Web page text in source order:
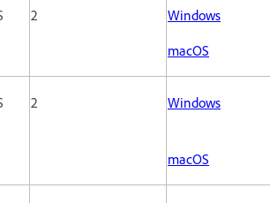
2
Windows
macOS
2 Windows
macOS